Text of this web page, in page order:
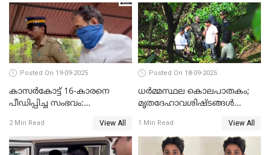
Posted On 19-09-2025
കാസർകോട്ട് 16-കാരനെ
പീഡിപ്പിച്ച സംഭവം:
ഇടപാടുകൾ നടന്നതായി
പൊലീസ്
2 Min Read View All
Posted On 18-09-2025
ധർമ്മസ്ഥല കൊലപാതകം;
മൃതദേഹാവശിഷ്ടങ്ങൾ
1 Min Read View All